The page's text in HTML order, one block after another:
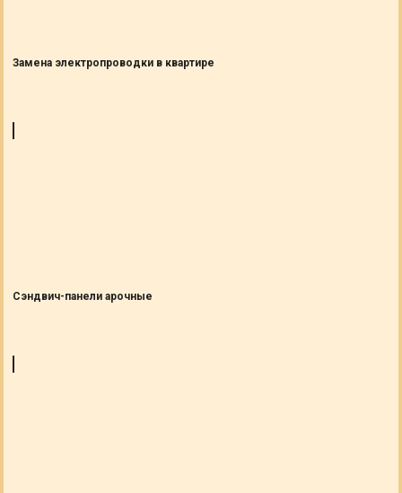
Замена электропроводки в квартире
Сэндвич-панели арочные